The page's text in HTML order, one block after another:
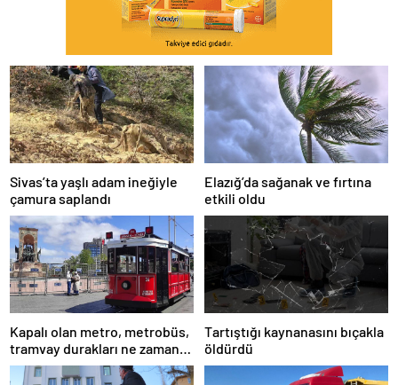
Sivas’ta yaşlı adam ineğiyle
çamura saplandı
Elazığ’da sağanak ve fırtına
etkili oldu
Kapalı olan metro, metrobüs,
tramvay durakları ne zaman
açılacak 1 Mayıs?
Tartıştığı kaynanasını bıçakla
öldürdü